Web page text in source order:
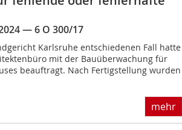
— 6 O 300/17
Karlsruhe entschiedenen Fall hatte
mit der Bauüberwachung für
beauftragt. Nach Fertigstellung wurden
mehr